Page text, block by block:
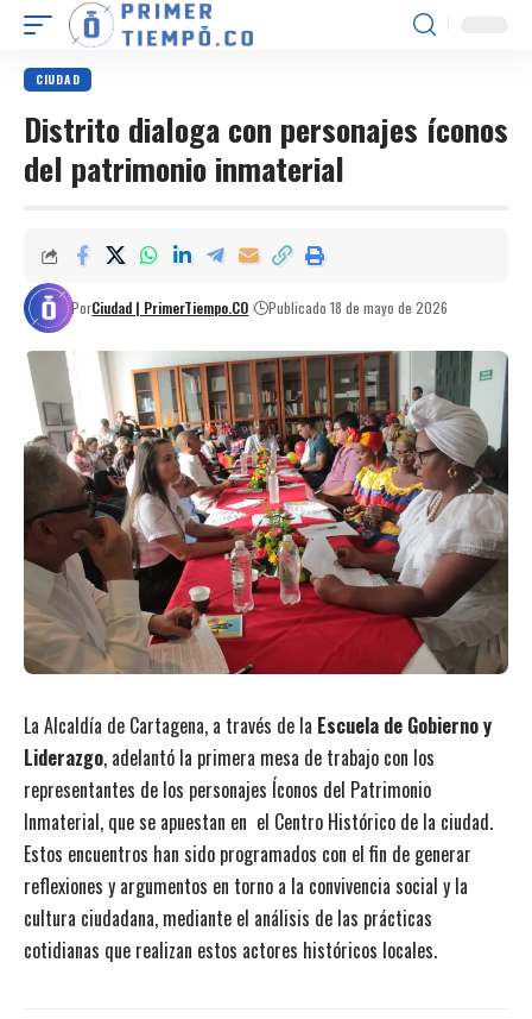
CIUDAD
Distrito dialoga con personajes íconos
del patrimonio inmaterial
PorCiudad | PrimerTiempo.CO Publicado 18 de mayo de 2026
La Alcaldía de Cartagena, a través de la Escuela de Gobierno y
Liderazgo, adelantó la primera mesa de trabajo con los
representantes de los personajes Íconos del Patrimonio
Inmaterial, que se apuestan en el Centro Histórico de la ciudad.
Estos encuentros han sido programados con el fin de generar
reflexiones y argumentos en torno a la convivencia social y la
cultura ciudadana, mediante el análisis de las prácticas
cotidianas que realizan estos actores históricos locales.